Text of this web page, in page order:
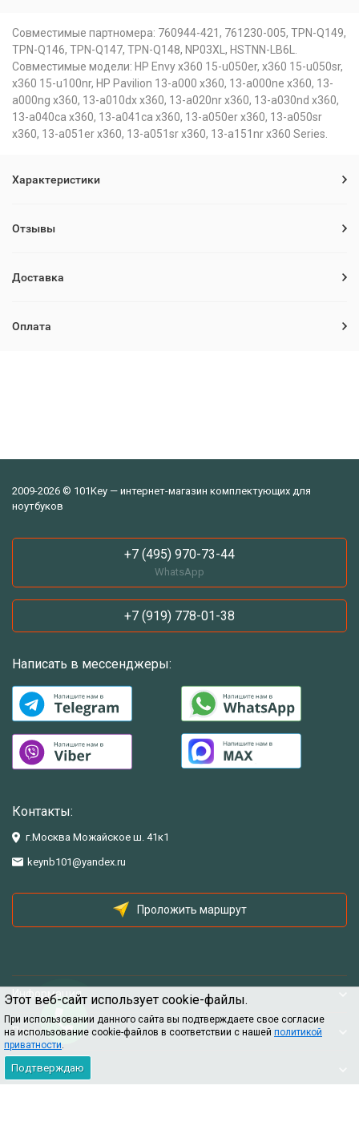
Этот веб-сайт использует cookie-файлы.
При использовании данного сайта вы подтверждаете свое согласие
на использование cookie-файлов в соответствии с нашей политикой
приватности.
Подтверждаю
Совместимые партномера: 760944-421, 761230-005, TPN-Q149,
TPN-Q146, TPN-Q147, TPN-Q148, NP03XL, HSTNN-LB6L.
Совместимые модели: HP Envy x360 15-u050er, x360 15-u050sr,
x360 15-u100nr, HP Pavilion 13-a000 x360, 13-a000ne x360, 13-
a000ng x360, 13-a010dx x360, 13-a020nr x360, 13-a030nd x360,
13-a040ca x360, 13-a041ca x360, 13-a050er x360, 13-a050sr
x360, 13-a051er x360, 13-a051sr x360, 13-a151nr x360 Series.
Характеристики
Отзывы
Доставка
Оплата
2009-2026 © 101Key — интернет-магазин комплектующих для
ноутбуков
+7 (495) 970-73-44
WhatsApp
+7 (919) 778-01-38
Написать в мессенджеры:
Контакты:
г.Москва Можайское ш. 41к1
keynb101@yandex.ru
Проложить маршрут
Информация
Помощь
Информация